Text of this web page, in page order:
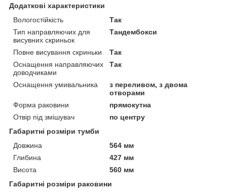
Додаткові характеристики
Вологостійкість
Так
Тип направляючих для
висувних скриньок
Тандембокси
Повне висування скриньки
Так
Оснащення направляючих
доводчиками
Так
Оснащення умивальника
з переливом, з двома
отворами
Форма раковини
прямокутна
Отвір під змішувач
по центру
Габаритні розміри тумби
Довжина
564 мм
Глибина
427 мм
Висота
560 мм
Габаритні розміри раковини